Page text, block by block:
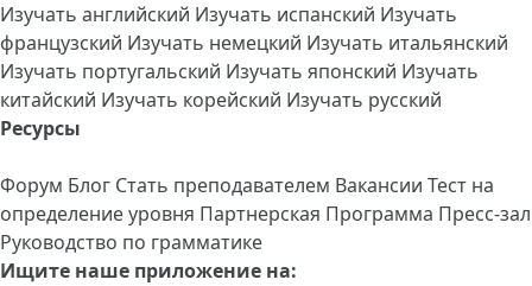
Изучать английский Изучать испанский Изучать
французский Изучать немецкий Изучать итальянский
Изучать португальский Изучать японский Изучать
китайский Изучать корейский Изучать русский
Ресурсы
Форум Блог Стать преподавателем Вакансии Тест на
определение уровня Партнерская Программа Пресс-зал
Руководство по грамматике
Ищите наше приложение на: